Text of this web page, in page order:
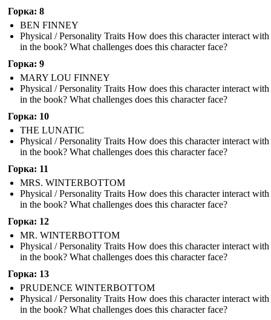
Горка: 8
BEN FINNEY
Physical / Personality Traits How does this character interact with
in the book? What challenges does this character face?
Горка: 9
MARY LOU FINNEY
Physical / Personality Traits How does this character interact with
in the book? What challenges does this character face?
Горка: 10
THE LUNATIC
Physical / Personality Traits How does this character interact with
in the book? What challenges does this character face?
Горка: 11
MRS. WINTERBOTTOM
Physical / Personality Traits How does this character interact with
in the book? What challenges does this character face?
Горка: 12
MR. WINTERBOTTOM
Physical / Personality Traits How does this character interact with
in the book? What challenges does this character face?
Горка: 13
PRUDENCE WINTERBOTTOM
Physical / Personality Traits How does this character interact with
in the book? What challenges does this character face?